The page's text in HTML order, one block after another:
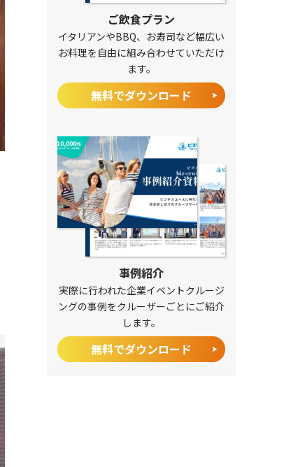
ご飲食プラン
イタリアンやBBQ、お寿司など幅広い
お料理を自由に組み合わせていただけ
ます。
無料でダウンロード
事例紹介
実際に行われた企業イベントクルージ
ングの事例をクルーザーごとにご紹介
します。
無料でダウンロード